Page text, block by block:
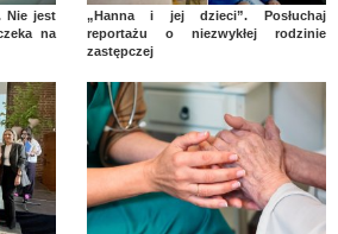
Nie jest
na
„Hanna i jej dzieci”. Posłuchaj
reportażu o niezwykłej rodzinie
zastępczej